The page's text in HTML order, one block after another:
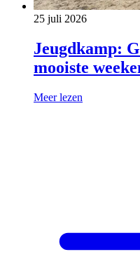
25 juli 2026
Jeugdkamp:
mooiste
Meer lezen